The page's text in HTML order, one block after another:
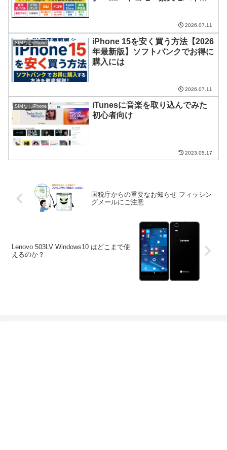
2026.07.11
SIMなしiPhone
iPhone 15を安く買う方法【2026
年最新版】ソフトバンクでお得に
購入には
2026.07.11
SIMなしiPhone
iTunesに音楽を取り込んでみた
初心者向け
2023.05.17
国税庁からの重要なお知らせ フィッシン
グメールにご注意
Lenovo 503LV Windows10 はどこまで使
えるのか？